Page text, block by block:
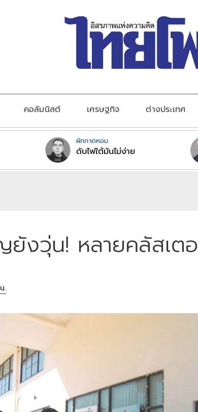
คอลัมนิสต์ เศรษฐกิจ ต่างประเทศ
ผักกาดหอม
ดับไฟใต้มันไม่ง่าย
ยังวุ่น! หลายคลัสเต
.